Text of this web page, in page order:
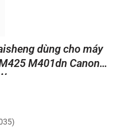
dùng cho máy
M401dn Canon